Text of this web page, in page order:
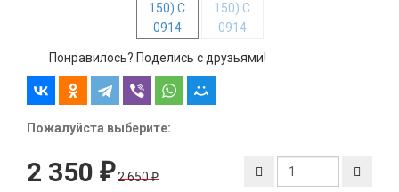
Понравилось? Поделись с друзьями!
Пожалуйста выберите:
2 350 ₽2 650₽